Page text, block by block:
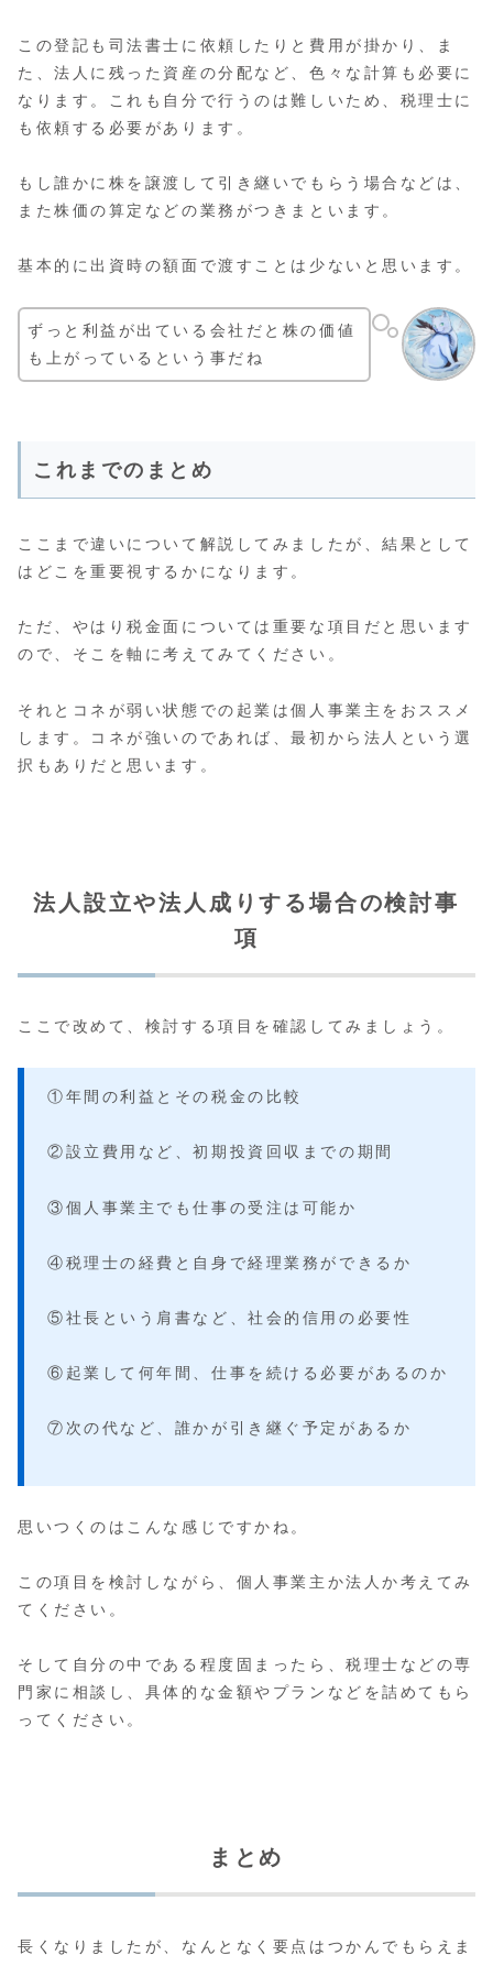
この登記も司法書士に依頼したりと費用が掛かり、ま
た、法人に残った資産の分配など、色々な計算も必要に
なります。これも自分で行うのは難しいため、税理士に
も依頼する必要があります。
もし誰かに株を譲渡して引き継いでもらう場合などは、
また株価の算定などの業務がつきまといます。
基本的に出資時の額面で渡すことは少ないと思います。
ずっと利益が出ている会社だと株の価値
も上がっているという事だね
これまでのまとめ
ここまで違いについて解説してみましたが、結果として
はどこを重要視するかになります。
ただ、やはり税金面については重要な項目だと思います
ので、そこを軸に考えてみてください。
それとコネが弱い状態での起業は個人事業主をおススメ
します。コネが強いのであれば、最初から法人という選
択もありだと思います。
法人設立や法人成りする場合の検討事
項
ここで改めて、検討する項目を確認してみましょう。
①年間の利益とその税金の比較
②設立費用など、初期投資回収までの期間
③個人事業主でも仕事の受注は可能か
④税理士の経費と自身で経理業務ができるか
⑤社長という肩書など、社会的信用の必要性
⑥起業して何年間、仕事を続ける必要があるのか
⑦次の代など、誰かが引き継ぐ予定があるか
思いつくのはこんな感じですかね。
この項目を検討しながら、個人事業主か法人か考えてみ
てください。
そして自分の中である程度固まったら、税理士などの専
門家に相談し、具体的な金額やプランなどを詰めてもら
ってください。
まとめ
長くなりましたが、なんとなく要点はつかんでもらえま